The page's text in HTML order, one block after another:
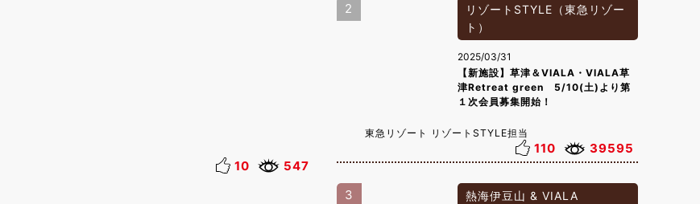
10 547
2
リゾートSTYLE（東急リゾー
ト）
2025/03/31
【新施設】草津＆VIALA・VIALA草
津Retreat green 5/10(土)より第
１次会員募集開始！
東急リゾート リゾートSTYLE担当
110 39595
3 熱海伊豆山 & VIALA